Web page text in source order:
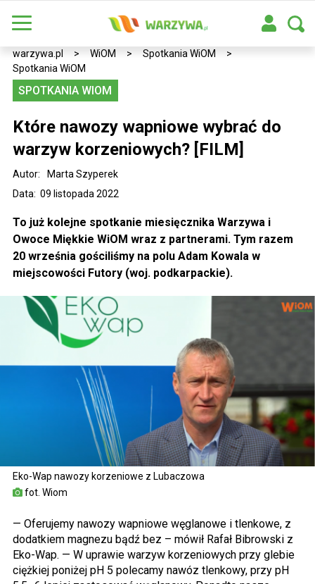
warzywa.pl > WiOM > Spotkania WiOM
>
Spotkania WiOM
Eko-Wap nawozy korzeniowe z Lubaczowa
fot. Wiom
SPOTKANIA WIOM
Które nawozy wapniowe wybrać do
warzyw korzeniowych? [FILM]
Data: 09 listopada 2022
Autor: Marta Szyperek
To już kolejne spotkanie miesięcznika Warzywa i
Owoce Miękkie WiOM wraz z partnerami. Tym razem
20 września gościliśmy na polu Adam Kowala w
miejscowości Futory (woj. podkarpackie).
— Oferujemy nawozy wapniowe węglanowe i tlenkowe, z
dodatkiem magnezu bądź bez – mówił Rafał Bibrowski z
Eko-Wap. — W uprawie warzyw korzeniowych przy glebie
ciężkiej poniżej pH 5 polecamy nawóz tlenkowy, przy pH